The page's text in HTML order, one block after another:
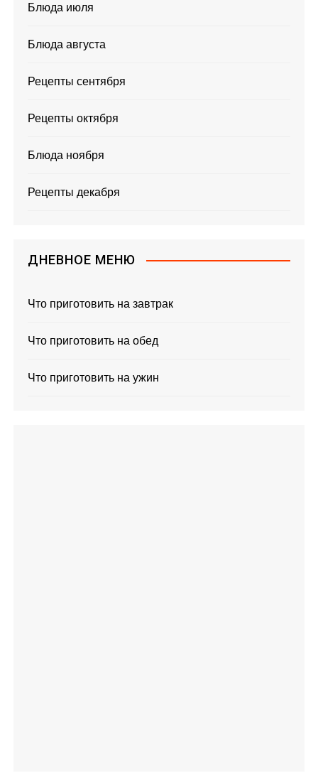
Блюда июля
Блюда августа
Рецепты сентября
Рецепты октября
Блюда ноября
Рецепты декабря
ДНЕВНОЕ МЕНЮ
Что приготовить на завтрак
Что приготовить на обед
Что приготовить на ужин